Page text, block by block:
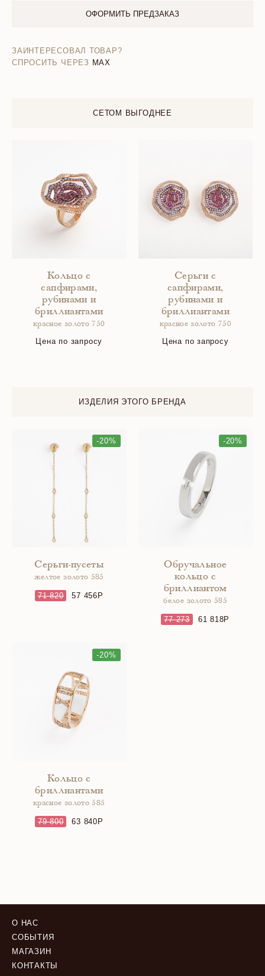
ОФОРМИТЬ ПРЕДЗАКАЗ
ЗАИНТЕРЕСОВАЛ ТОВАР?
СПРОСИТЬ ЧЕРЕЗ MAX
СЕТОМ ВЫГОДНЕЕ
Кольцо с
сапфирами,
рубинами и
бриллиантами
красное золото 750
Цена по запросу
Серьги с
сапфирами,
рубинами и
бриллиантами
красное золото 750
Цена по запросу
ИЗДЕЛИЯ ЭТОГО БРЕНДА
-20%
Серьги-пусеты
желтое золото 585
71 820 57 456
-20%
Обручальное
кольцо с
бриллиантом
белое золото 585
77 273 61 818
-20%
Кольцо с
бриллиантами
красное золото 585
79 800 63 840
О НАС
СОБЫТИЯ
МАГАЗИН
КОНТАКТЫ